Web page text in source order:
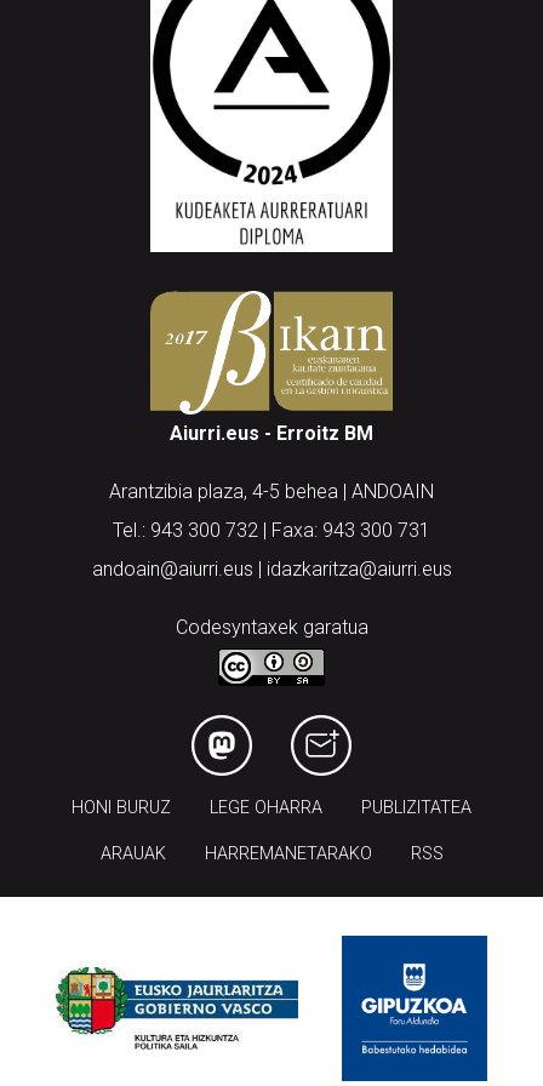
Aiurri.eus - Erroitz BM
Arantzibia plaza, 4-5 behea | ANDOAIN
Tel.: 943 300 732 | Faxa: 943 300 731
andoain@aiurri.eus | idazkaritza@aiurri.eus
Codesyntaxek garatua
HONI BURUZ LEGE OHARRA PUBLIZITATEA
ARAUAK HARREMANETARAKO RSS